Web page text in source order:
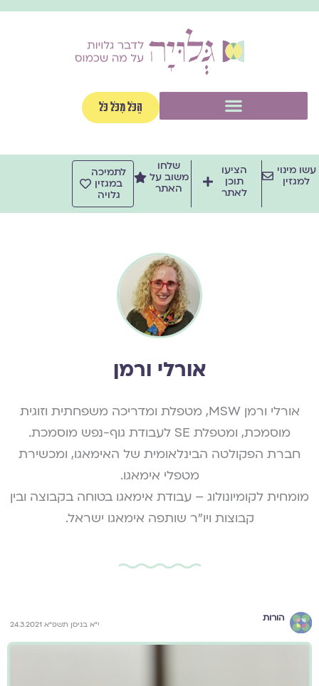
לתוכן
הַכֹּל מִכֹּל כֹּל
עשו מינוי
למגזין
הציעו
תוכן
לאתר
שלחו
משוב על
האתר
לתמיכה
במגזין
גלויה
אורלי ורמן
אורלי ורמן MSW, מטפלת ומדריכה משפחתית וזוגית
מוסמכת, ומטפלת SE לעבודת גוף-נפש מוסמכת.
חברת הפקולטה הבינלאומית של האימאגו, ומכשירת
מטפלי אימאגו.
מומחית לקומיונולוג – עבודת אימאגו בטוחה בקבוצה ובין
קבוצות ויו״ר שותפה אימאגו ישראל.
הורות
י"א בניסן תשפ"א 24.3.2021